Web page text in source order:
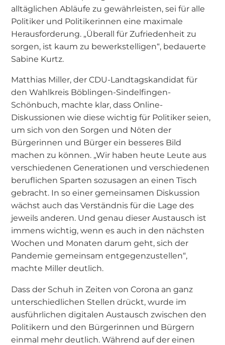
alltäglichen Abläufe zu gewährleisten, sei für alle
Politiker und Politikerinnen eine maximale
Herausforderung. „Überall für Zufriedenheit zu
sorgen, ist kaum zu bewerkstelligen“, bedauerte
Sabine Kurtz.
Matthias Miller, der CDU-Landtagskandidat für
den Wahlkreis Böblingen-Sindelfingen-
Schönbuch, machte klar, dass Online-
Diskussionen wie diese wichtig für Politiker seien,
um sich von den Sorgen und Nöten der
Bürgerinnen und Bürger ein besseres Bild
machen zu können. „Wir haben heute Leute aus
verschiedenen Generationen und verschiedenen
beruflichen Sparten sozusagen an einen Tisch
gebracht. In so einer gemeinsamen Diskussion
wächst auch das Verständnis für die Lage des
jeweils anderen. Und genau dieser Austausch ist
immens wichtig, wenn es auch in den nächsten
Wochen und Monaten darum geht, sich der
Pandemie gemeinsam entgegenzustellen“,
machte Miller deutlich.
Dass der Schuh in Zeiten von Corona an ganz
unterschiedlichen Stellen drückt, wurde im
ausführlichen digitalen Austausch zwischen den
Politikern und den Bürgerinnen und Bürgern
einmal mehr deutlich. Während auf der einen